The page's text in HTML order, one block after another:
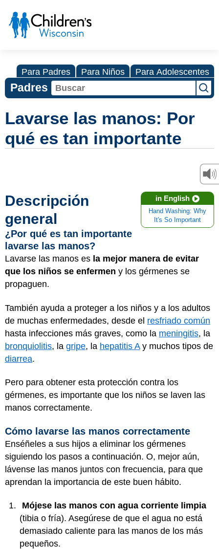
Para Padres Para Niños Para Adolescentes
Padres
Lavarse las manos: Por
qué es tan importante
in English
Hand Washing: Why
It's So Important
Descripción
general
¿Por qué es tan importante
lavarse las manos?
Lavarse las manos es la mejor manera de evitar
que los niños se enfermen y los gérmenes se
propaguen.
También ayuda a proteger a los niños y a los adultos
de muchas enfermedades, desde el resfriado común
hasta infecciones más graves, como la meningitis, la
bronquiolitis, la gripe, la hepatitis Ay muchos tipos de
diarrea.
Pero para obtener esta protección contra los
gérmenes, es importante que los niños se laven las
manos correctamente.
Cómo lavarse las manos correctamente
Enséñeles a sus hijos a eliminar los gérmenes
siguiendo los pasos a continuación. O, mejor aún,
lávense las manos juntos con frecuencia, para que
aprendan la importancia de este buen hábito.
Mójese las manos con agua corriente limpia
(tibia o fría). Asegúrese de que el agua no está
demasiado caliente para las manos de los más
pequeños.